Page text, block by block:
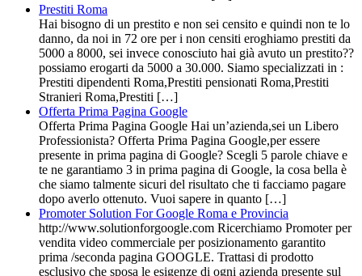
Prestiti Roma
Hai bisogno di un prestito e non sei censito e quindi non te lo
danno, da noi in 72 ore per i non censiti eroghiamo prestiti da
5000 a 8000, sei invece conosciuto hai già avuto un prestito??
possiamo erogarti da 5000 a 30.000. Siamo specializzati in :
Prestiti dipendenti Roma,Prestiti pensionati Roma,Prestiti
Stranieri Roma,Prestiti […]
Offerta Prima Pagina Google
Offerta Prima Pagina Google Hai un’azienda,sei un Libero
Professionista? Offerta Prima Pagina Google,per essere
presente in prima pagina di Google? Scegli 5 parole chiave e
te ne garantiamo 3 in prima pagina di Google, la cosa bella è
che siamo talmente sicuri del risultato che ti facciamo pagare
dopo averlo ottenuto. Vuoi sapere in quanto […]
Promoter Solution For Google Roma e Provincia
http://www.solutionforgoogle.com Ricerchiamo Promoter per
vendita video commerciale per posizionamento garantito
prima /seconda pagina GOOGLE. Trattasi di prodotto
esclusivo che sposa le esigenze di ogni azienda presente sul